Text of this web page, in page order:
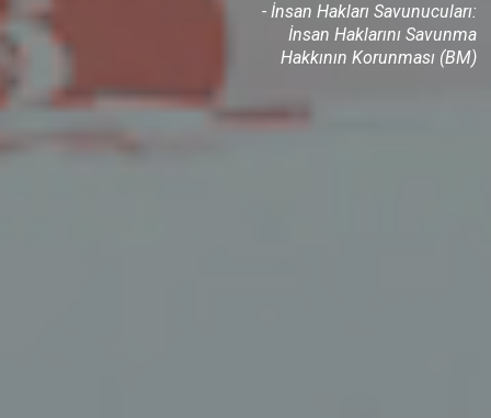
- İnsan Hakları Savunucuları:
İnsan Haklarını Savunma
Hakkının Korunması (BM)